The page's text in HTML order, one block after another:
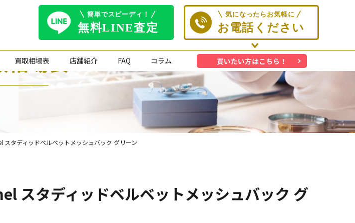
買取相場表 店舗紹介 FAQ コラム 買いたい方はこちら！
場表
スタディッドベルベットメッシュバック グリーン
スタディッドベルベットメッシュバック グ